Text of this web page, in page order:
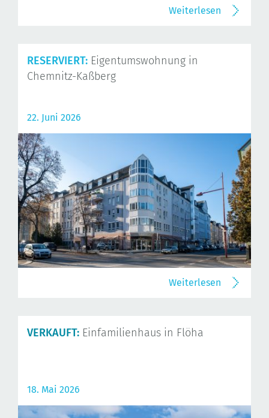
Weiterlesen
RESERVIERT: Eigentumswohnung in
Chemnitz-Kaßberg
22. Juni 2026
Weiterlesen
VERKAUFT: Einfamilienhaus in Flöha
18. Mai 2026